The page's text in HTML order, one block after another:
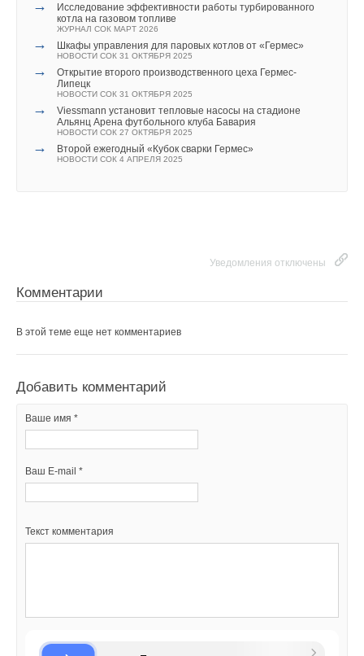
→
Исследование эффективности работы турбированного
котла на газовом топливе
ЖУРНАЛ СОК МАРТ 2026
→ Шкафы управления для паровых котлов от «Гермес»
НОВОСТИ СОК 31 ОКТЯБРЯ 2025
→
Открытие второго производственного цеха Гермес-
Липецк
НОВОСТИ СОК 31 ОКТЯБРЯ 2025
→
Viessmann установит тепловые насосы на стадионе
Альянц Арена футбольного клуба Бавария
НОВОСТИ СОК 27 ОКТЯБРЯ 2025
→ Второй ежегодный «Кубок сварки Гермес»
НОВОСТИ СОК 4 АПРЕЛЯ 2025
Уведомления отключены
Комментарии
В этой теме еще нет комментариев
Добавить комментарий
Ваше имя *
Ваш E-mail *
Текст комментария
Читайте по теме:
→
Обновлён ассортимент арматуры Ридан: новинки из
нержавеющей стали
НОВОСТИ СОК 15 ЯНВАРЯ 2026
РОВЕН представил серию компрессорно-
конденсаторных блоков Basic Air
НОВОСТИ СОК 13 НОЯБРЯ 2025
Компания РОВЕН стала победителем в конкурсе RENGA
в номинации BIM-проекты
НОВОСТИ СОК 30 ЯНВАРЯ 2023
Приточная установка гигиенического исполнения H1
НОВОСТИ СОК 21 ЯНВАРЯ 2020
→
→ Расширенная линейка смесительных узлов
Комментарии
ЖУРНАЛ СОК АВГУСТ 2026
Уведомления отключены
Комментарии
Ваше имя *
Текст комментария